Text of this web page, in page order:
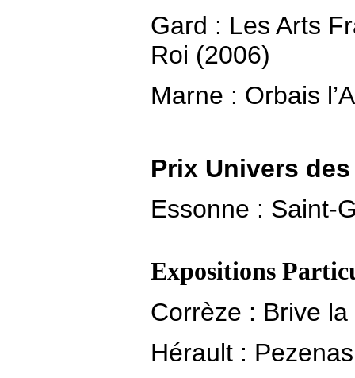
Gard : Les Arts
Roi (2006)
Marne : Orbais
Prix Univers
Essonne : Saint-
Expositions
Corrèze : Brive
Hérault :